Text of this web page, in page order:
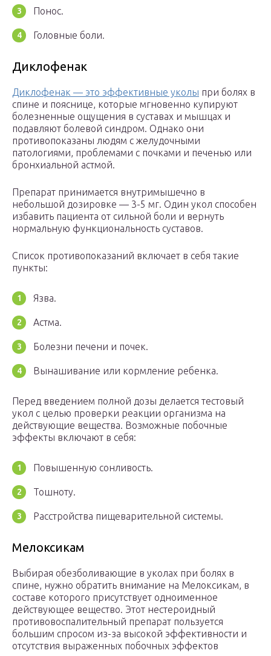
Понос.
Головные боли.
Диклофенак
Диклофенак — это эффективные уколы при болях в
спине и пояснице, которые мгновенно купируют
болезненные ощущения в суставах и мышцах и
подавляют болевой синдром. Однако они
противопоказаны людям с желудочными
патологиями, проблемами с почками и печенью или
бронхиальной астмой.
Препарат принимается внутримышечно в
небольшой дозировке — 3-5 мг. Один укол способен
избавить пациента от сильной боли и вернуть
нормальную функциональность суставов.
Список противопоказаний включает в себя такие
пункты:
Язва.
Астма.
Болезни печени и почек.
Вынашивание или кормление ребенка.
Перед введением полной дозы делается тестовый
укол с целью проверки реакции организма на
действующие вещества. Возможные побочные
эффекты включают в себя:
Повышенную сонливость.
Тошноту.
Расстройства пищеварительной системы.
Мелоксикам
Выбирая обезболивающие в уколах при болях в
спине, нужно обратить внимание на Мелоксикам, в
составе которого присутствует одноименное
действующее вещество. Этот нестероидный
противовоспалительный препарат пользуется
большим спросом из-за высокой эффективности и
отсутствия выраженных побочных эффектов